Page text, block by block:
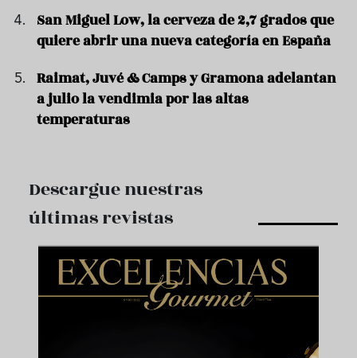
San Miguel Low, la cerveza de 2,7 grados que
quiere abrir una nueva categoría en España
Raimat, Juvé & Camps y Gramona adelantan
a julio la vendimia por las altas
temperaturas
Descargue nuestras
últimas revistas